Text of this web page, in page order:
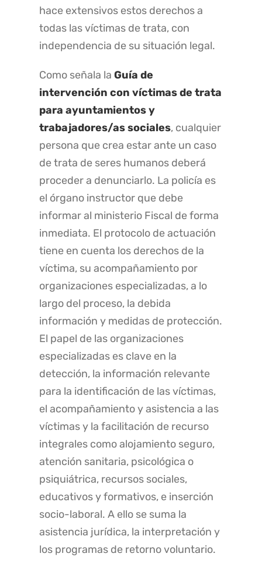
hace extensivos estos derechos a
todas las víctimas de trata, con
independencia de su situación legal.
Como señala laGuía de
intervención con víctimas de trata
para ayuntamientos y
trabajadores/as sociales, cualquier
persona que crea estar ante un caso
de trata de seres humanos deberá
proceder a denunciarlo. La policía es
el órgano instructor que debe
informar al ministerio Fiscal de forma
inmediata. El protocolo de actuación
tiene en cuenta los derechos de la
víctima, su acompañamiento por
organizaciones especializadas, a lo
largo del proceso, la debida
información y medidas de protección.
El papel de las organizaciones
especializadas es clave en la
detección, la información relevante
para la identificación de las víctimas,
el acompañamiento y asistencia a las
víctimas y la facilitación de recurso
integrales como alojamiento seguro,
atención sanitaria, psicológica o
psiquiátrica, recursos sociales,
educativos y formativos, e inserción
socio-laboral. A ello se suma la
asistencia jurídica, la interpretación y
los programas de retorno voluntario.